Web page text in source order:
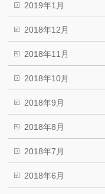
2019年1月
2018年12月
2018年11月
2018年10月
2018年9月
2018年8月
2018年7月
2018年6月